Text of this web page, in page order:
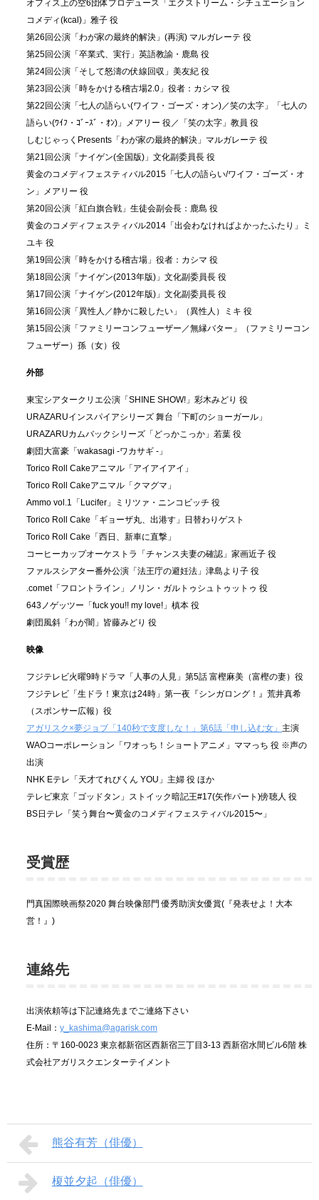
オフィス上の空6団体プロデュース「エクストリーム・シチュエーション
コメディ(kcal)」雅子 役
第26回公演「わが家の最終的解決」(再演) マルガレーテ 役
第25回公演「卒業式、実行」英語教諭・鹿島 役
第24回公演「そして怒濤の伏線回収」美友紀 役
第23回公演「時をかける稽古場2.0」役者：カシマ 役
第22回公演「七人の語らい(ワイフ・ゴーズ・オン)／笑の太字」「七人の
語らい(ﾜｲﾌ・ｺﾞｰｽﾞ・ｵﾝ)」メアリー 役／「笑の太字」教員 役
しむじゃっくPresents「わが家の最終的解決」マルガレーテ 役
第21回公演「ナイゲン(全国版)」文化副委員長 役
黄金のコメディフェスティバル2015「七人の語らい/ワイフ・ゴーズ・オ
ン」メアリー 役
第20回公演「紅白旗合戦」生徒会副会長：鹿島 役
黄金のコメディフェスティバル2014「出会わなければよかったふたり」ミ
ユキ 役
第19回公演「時をかける稽古場」役者：カシマ 役
第18回公演「ナイゲン(2013年版)」文化副委員長 役
第17回公演「ナイゲン(2012年版)」文化副委員長 役
第16回公演「異性人／静かに殺したい」（異性人）ミキ 役
第15回公演「ファミリーコンフューザー／無縁バター」（ファミリーコン
フューザー）孫（女）役
外部
東宝シアタークリエ公演「SHINE SHOW!」彩木みどり 役
URAZARUインスパイアシリーズ 舞台「下町のショーガール」
URAZARUカムバックシリーズ「どっかこっか」若葉 役
劇団大富豪「wakasagi -ワカサギ -」
Torico Roll Cakeアニマル「アイアイアイ」
Torico Roll Cakeアニマル「クマグマ」
Ammo vol.1「Lucifer」ミリツァ・ニンコビッチ 役
Torico Roll Cake「ギョーザ丸、出港す」日替わりゲスト
Torico Roll Cake「西日、新車に直撃」
コーヒーカップオーケストラ「チャンス夫妻の確認」家画近子 役
ファルスシアター番外公演「法王庁の避妊法」津島より子 役
.comet「フロントライン」ノリン・ガルトゥシュトゥットゥ 役
643ノゲッツー「fuck you!! my love!」槙本 役
劇団風斜「わが闇」皆藤みどり 役
映像
フジテレビ火曜9時ドラマ「人事の人見」第5話 富樫麻美（富樫の妻）役
フジテレビ「生ドラ！東京は24時」第一夜『シンガロング！』荒井真希
（スポンサー広報）役
アガリスク×夢ジョブ「140秒で支度しな！」第6話「申し込む女」 主演
WAOコーポレーション「ワオっち！ショートアニメ」ママっち 役 ※声の
出演
NHK Eテレ「天才てれびくん YOU」主婦 役 ほか
テレビ東京「ゴッドタン」ストイック暗記王#17(矢作パート)傍聴人 役
BS日テレ「笑う舞台〜黄金のコメディフェスティバル2015〜」
受賞歴
門真国際映画祭2020 舞台映像部門 優秀助演女優賞(『発表せよ！大本
営！』)
連絡先
出演依頼等は下記連絡先までご連絡下さい
E-Mail： y_kashima@agarisk.com
住所：〒160-0023 東京都新宿区西新宿三丁目3-13 西新宿水間ビル6階 株
式会社アガリスクエンターテイメント
熊谷有芳（俳優）
榎並夕起（俳優）